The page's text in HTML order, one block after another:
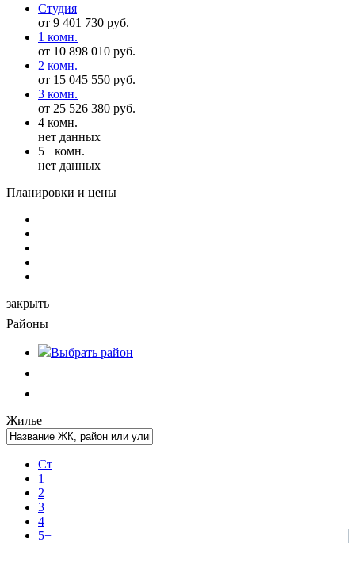
Студия
от 9 401 730 руб.
1 комн.
от 10 898 010 руб.
2 комн.
от 15 045 550 руб.
3 комн.
от 25 526 380 руб.
4 комн.
нет данных
5+ комн.
нет данных
Планировки и цены
закрыть
Районы
Выбрать район
Жилье
Ст
1
2
3
4
5+